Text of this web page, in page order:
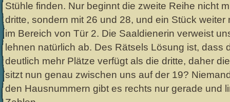
Stühle finden. Nur beginnt die zweite Reihe nicht
dritte, sondern mit 26 und 28, und ein Stück
im Bereich von Tür 2. Die Saaldienerin verweist
lehnen natürlich ab. Des Rätsels Lösung ist, dass
deutlich mehr Plätze verfügt als die dritte, daher
sitzt nun genau zwischen uns auf der 19?
den Hausnummern gibt es rechts nur gerade und